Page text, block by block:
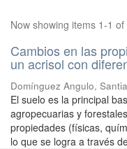
Now showing items 1-1 of
Cambios en las
un acrisol con
Domínguez Angulo,
El suelo es la principal
agropecuarias y
propiedades (físicas,
lo que se logra a través